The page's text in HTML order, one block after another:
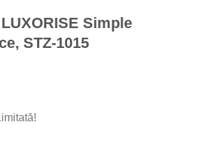
Simple
STZ-1015